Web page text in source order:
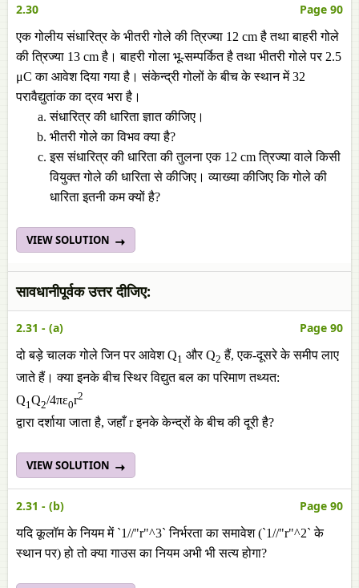
2.30 Page 90
एक गोलीय संधारित्र के भीतरी गोले की त्रिज्या 12 cm है तथा बाहरी गोले
की त्रिज्या 13 cm है। बाहरी गोला भू-सम्पर्कित है तथा भीतरी गोले पर 2.5
μC का आवेश दिया गया है। संकेन्द्री गोलों के बीच के स्थान में 32
परावैद्युतांक का द्रव भरा है।
संधारित्र की धारिता ज्ञात कीजिए।
भीतरी गोले का विभव क्या है?
इस संधारित्र की धारिता की तुलना एक 12 cm त्रिज्या वाले किसी
वियुक्त गोले की धारिता से कीजिए। व्याख्या कीजिए कि गोले की
धारिता इतनी कम क्यों है?
VIEW SOLUTION
सावधानीपूर्वक उत्तर दीजिए:
2.31 - (a) Page 90
दो बड़े चालक गोले जिन पर आवेश Q1 और Q2 हैं, एक-दूसरे के समीप लाए
जाते हैं। क्या इनके बीच स्थिर विद्युत बल का परिमाण तथ्यत:
Q1 Q2/4πε0r2
द्वारा दर्शाया जाता है, जहाँ r इनके केन्द्रों के बीच की दूरी है?
VIEW SOLUTION
2.31 - (b) Page 90
यदि कूलॉम के नियम में `1//"r"^3` निर्भरता का समावेश (`1//"r"^2` के
स्थान पर) हो तो क्या गाउस का नियम अभी भी सत्य होगा?